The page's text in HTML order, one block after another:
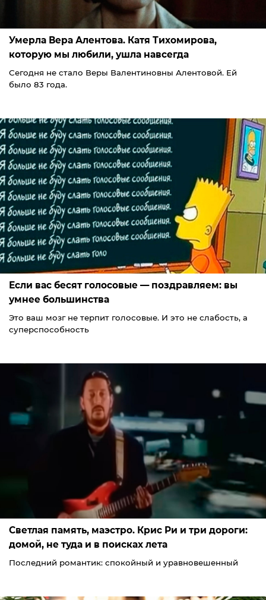
Умерла Вера Алентова. Катя Тихомирова,
которую мы любили, ушла навсегда
Сегодня не стало Веры Валентиновны Алентовой. Ей
было 83 года.
Если вас бесят голосовые — поздравляем: вы
умнее большинства
Это ваш мозг не терпит голосовые. И это не слабость, а
суперспособность
Светлая память, маэстро. Крис Ри и три дороги:
домой, не туда и в поисках лета
Последний романтик: спокойный и уравновешенный